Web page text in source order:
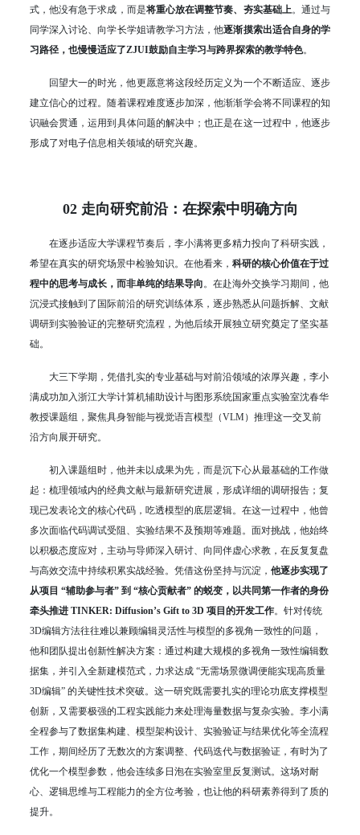
式，他没有急于求成，而是将重心放在调整节奏、夯实基础上 。通过与
同学深入讨论、向学长学姐请教学习方法，他逐渐摸索出适合自身的学
习路径，也慢慢适应了ZJUI鼓励自主学习与跨界探索的教学特色。
回望大一的时光，他更愿意将这段经历定义为一个不断适应、逐步
建立信心的过程。随着课程难度逐步加深，他渐渐学会将不同课程的知
识融会贯通，运用到具体问题的解决中；也正是在这一过程中，他逐步
形成了对电子信息相关领域的研究兴趣。
02 走向研究前沿：在探索中明确方向
在逐步适应大学课程节奏后，李小满将更多精力投向了科研实践，
希望在真实的研究场景中检验知识。在他看来， 科研的核心价值在于过
程中的思考与成长，而非单纯的结果导向 。在赴海外交换学习期间，他
沉浸式接触到了国际前沿的研究训练体系，逐步熟悉从问题拆解、文献
调研到实验验证的完整研究流程，为他后续开展独立研究奠定了坚实基
础。
大三下学期，凭借扎实的专业基础与对前沿领域的浓厚兴趣，李小
满成功加入浙江大学计算机辅助设计与图形系统国家重点实验室沈春华
教授课题组，聚焦具身智能与视觉语言模型（VLM）推理这一交叉前
沿方向展开研究。
初入课题组时，他并未以成果为先，而是沉下心从最基础的工作做
起：梳理领域内的经典文献与最新研究进展，形成详细的调研报告；复
现已发表论文的核心代码，吃透模型的底层逻辑。在这一过程中，他曾
多次面临代码调试受阻、实验结果不及预期等难题。面对挑战，他始终
以积极态度应对，主动与导师深入研讨、向同伴虚心求教，在反复复盘
与高效交流中持续积累实战经验。凭借这份坚持与沉淀， 他逐步实现了
从项目 “辅助参与者” 到 “核心贡献者” 的蜕变，以共同第一作者的身份
牵头推进 TINKER: Diffusion’s Gift to 3D 项目的开发工作。针对传统
3D编辑方法往往难以兼顾编辑灵活性与模型的多视角一致性的问题，
他和团队提出创新性解决方案：通过构建大规模的多视角一致性编辑数
据集，并引入全新建模范式，力求达成 “无需场景微调便能实现高质量
3D编辑” 的关键性技术突破。这一研究既需要扎实的理论功底支撑模型
创新，又需要极强的工程实践能力来处理海量数据与复杂实验。李小满
全程参与了数据集构建、模型架构设计、实验验证与结果优化等全流程
工作，期间经历了无数次的方案调整、代码迭代与数据验证，有时为了
优化一个模型参数，他会连续多日泡在实验室里反复测试。这场对耐
心、逻辑思维与工程能力的全方位考验，也让他的科研素养得到了质的
提升。